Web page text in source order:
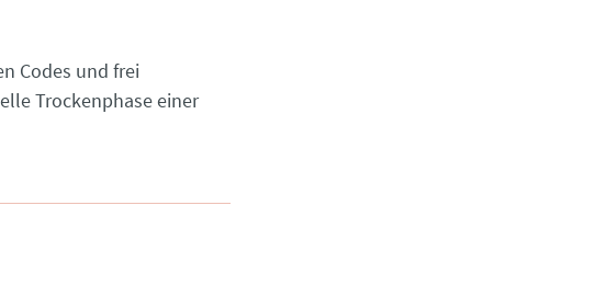
Codes und frei
Trockenphase einer